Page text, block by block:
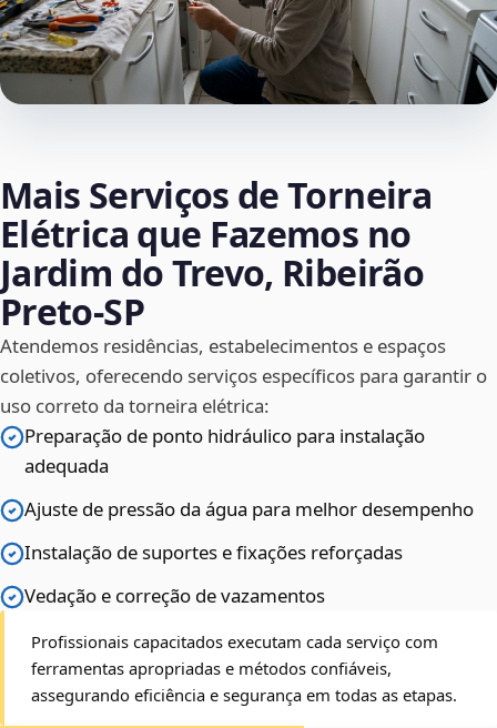
Mais Serviços de Torneira
Elétrica que Fazemos no
Jardim do Trevo, Ribeirão
Preto‑SP
Atendemos residências, estabelecimentos e espaços
coletivos, oferecendo serviços específicos para garantir o
uso correto da torneira elétrica:
Preparação de ponto hidráulico para instalação
adequada
Ajuste de pressão da água para melhor desempenho
Instalação de suportes e fixações reforçadas
Vedação e correção de vazamentos
Profissionais capacitados executam cada serviço com
ferramentas apropriadas e métodos confiáveis,
assegurando eficiência e segurança em todas as etapas.